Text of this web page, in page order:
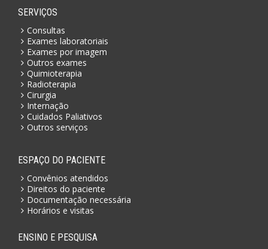
SERVIÇOS
Consultas
Exames laboratoriais
Exames por imagem
Outros exames
Quimioterapia
Radioterapia
Cirurgia
Internação
Cuidados Paliativos
Outros serviços
ESPAÇO DO PACIENTE
Convênios atendidos
Direitos do paciente
Documentação necessária
Horários e visitas
ENSINO E PESQUISA